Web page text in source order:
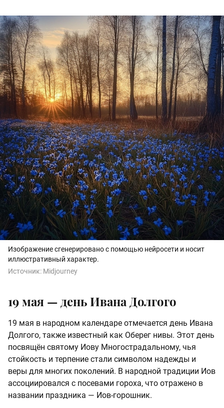
Изображение сгенерировано с помощью нейросети и носит
иллюстративный характер.
Источник: Midjourney
19 мая — день Ивана Долгого
19 мая в народном календаре отмечается день Ивана
Долгого, также известный как Оберег нивы. Этот день
посвящён святому Иову Многострадальному, чья
стойкость и терпение стали символом надежды и
веры для многих поколений. В народной традиции Иов
ассоциировался с посевами гороха, что отражено в
названии праздника — Иов-горошник.